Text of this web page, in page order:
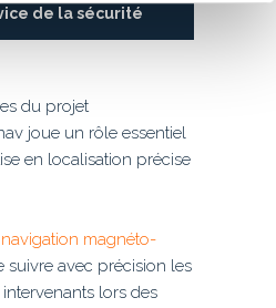
de la sécurité
du projet
joue un rôle essentiel
en localisation précise
magnéto-
suivre avec précision les
lors des